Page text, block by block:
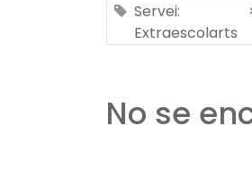
Servei:
Extraescolarts
No se